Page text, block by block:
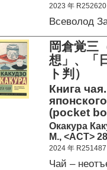
2023 年 R252620
Всеволод
岡倉覚三
想」、「
ト判）
Книга
(pocket
Окакура
М., <АСТ>
2024 年 R251487
Чай –